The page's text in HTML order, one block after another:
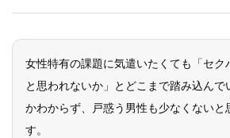
女性特有の課題に気遣いたくても「セク
と思われないか」とどこまで踏み込んで
かわからず、戸惑う男性も少なくないと
す。